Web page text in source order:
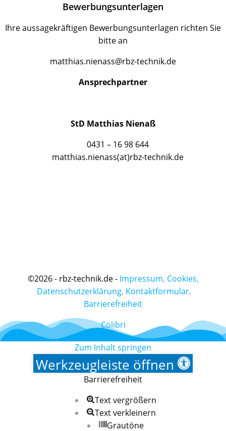
Bewerbungsunterlagen
Ihre aussagekräftigen Bewerbungsunterlagen richten Sie
bitte an
matthias.nienass@rbz-technik.de
Ansprechpartner
StD Matthias Nienaß
0431 – 16 98 644
matthias.nienass(at)rbz-technik.de
©2026 - rbz-technik.de - Impressum, Cookies,
Datenschutzerklärung, Kontaktformular,
Barrierefreiheit
Colibri
Zum Inhalt springen
Werkzeugleiste öffnen
Barrierefreiheit
Text vergrößern
Text verkleinern
Grautöne